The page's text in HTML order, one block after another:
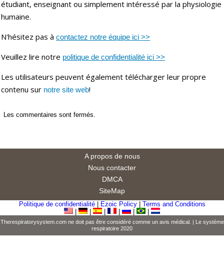
étudiant, enseignant ou simplement intéressé par la physiologie
humaine.
N'hésitez pas àcontactez notre équipe ici >>
Veuillez lire notre politique de confidentialité ici >>
Les utilisateurs peuvent également télécharger leur propre
contenu sur notre site web!
Les commentaires sont fermés.
A propos de nous
Nous contacter
DMCA
SiteMap
Politique de confidentialité| Ezoic Policy| Terms and Conditions
Therespiratorysystem.com ne doit pas être considéré comme un avis médical. | Le système
respiratoire 2020